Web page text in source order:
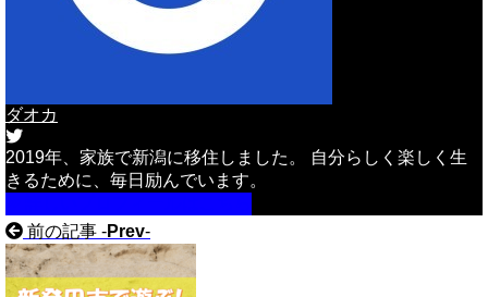
ダオカ
2019年、家族で新潟に移住しました。 自分らしく楽しく生
きるために、毎日励んでいます。
前の記事 -Prev-